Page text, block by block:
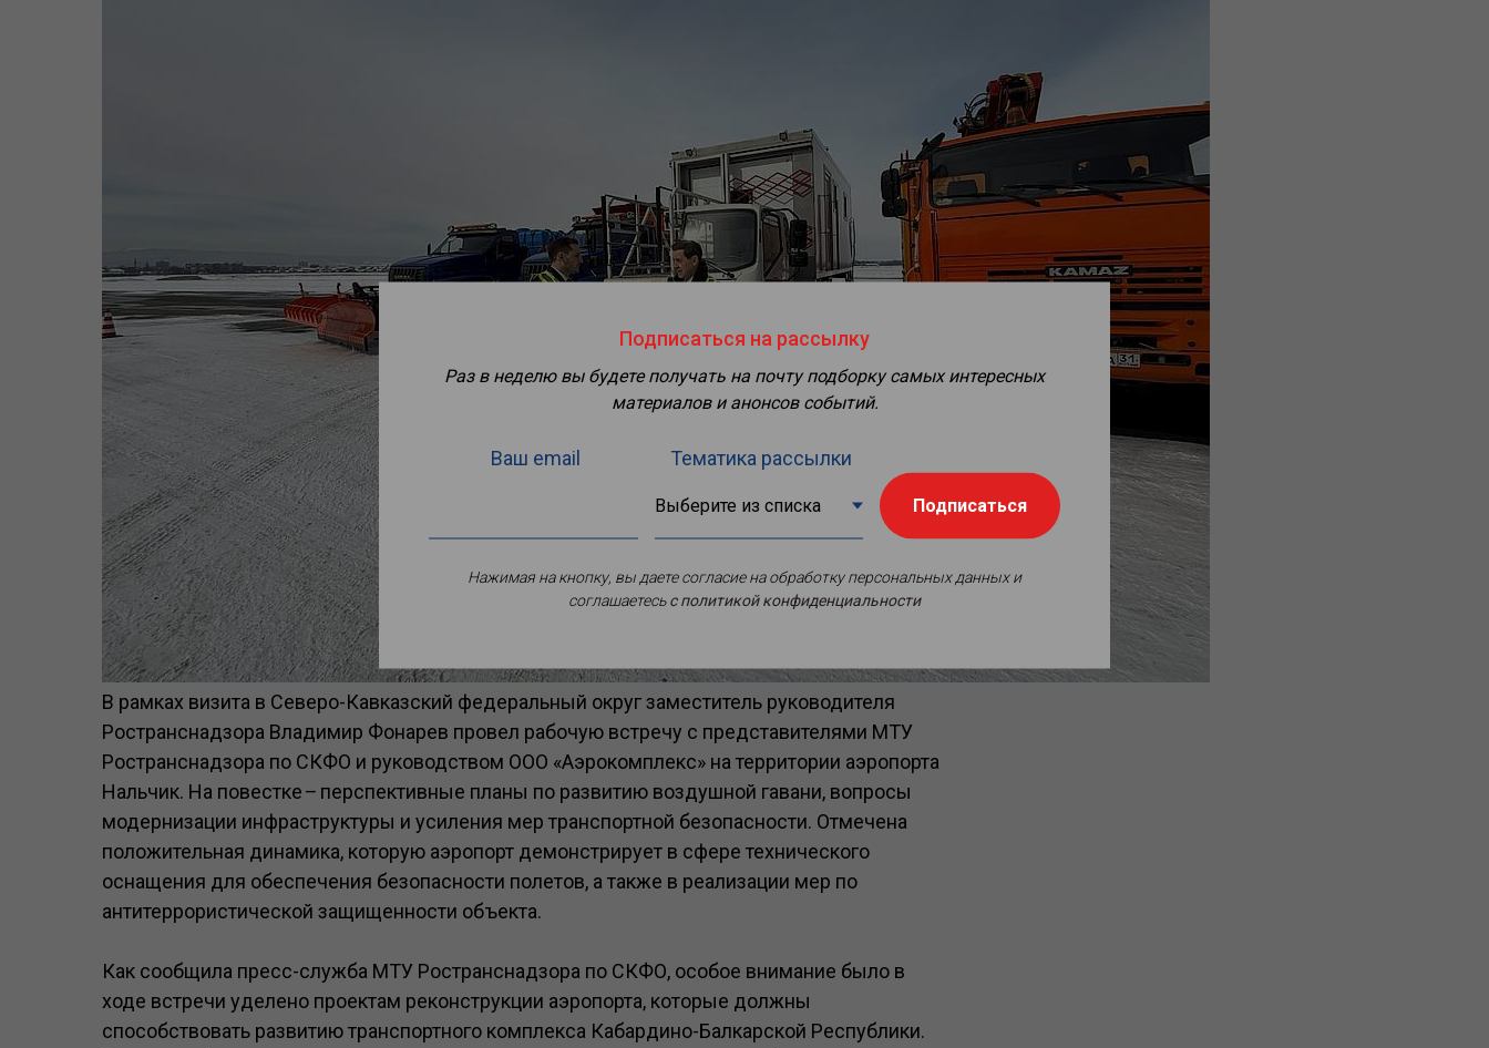
В рамках визита в Северо-Кавказский федеральный округ заместитель руководителя
Ространснадзора Владимир Фонарев провел рабочую встречу с представителями МТУ
Ространснадзора по СКФО и руководством ООО «Аэрокомплекс» на территории аэропорта
Нальчик. На повестке– перспективные планы по развитию воздушной гавани, вопросы
модернизации инфраструктуры и усиления мер транспортной безопасности. Отмечена
положительная динамика, которую аэропорт демонстрирует в сфере технического
оснащения для обеспечения безопасности полетов, а также в реализации мер по
антитеррористической защищенности объекта.
Как сообщила пресс-служба МТУ Ространснадзора по СКФО, особое внимание было в
ходе встречи уделено проектам реконструкции аэропорта, которые должны
способствовать развитию транспортного комплекса Кабардино-Балкарской Республики.
Подписаться на рассылку
Раз в неделю вы будете получать на почту подборку самых интересных
материалов и анонсов событий.
Ваш email Тематика рассылки
Подписаться
Нажимая на кнопку, вы даете согласие на обработку персональных данных и
соглашаетесьc политикой конфиденциальности